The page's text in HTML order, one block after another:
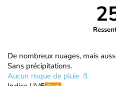
De nombreux nuages, mais
Sans précipitations.
Aucun risque de pluie